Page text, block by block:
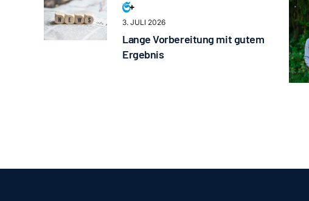
3. JULI 2026
Lange Vorbereitung mit gutem
Ergebnis